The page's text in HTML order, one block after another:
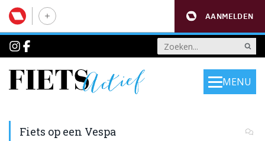
AANMELDEN
MENU
Fiets op een Vespa